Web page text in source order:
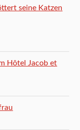
seine Katzen
Hôtel Jacob et